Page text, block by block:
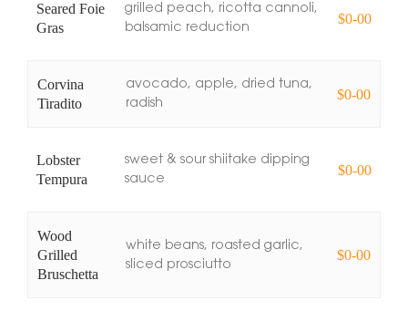
Seared Foie
Gras
grilled peach, ricotta cannoli,
balsamic reduction
$0-00
Corvina
Tiradito
avocado, apple, dried tuna,
radish
$0-00
Lobster
Tempura
sweet & sour shiitake dipping
sauce
$0-00
Wood
Grilled
Bruschetta
white beans, roasted garlic,
sliced prosciutto
$0-00